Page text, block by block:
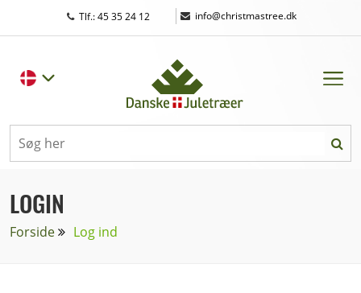
Tlf.: 45 35 24 12 | info@christmastree.dk
LOGIN
Forside Log ind